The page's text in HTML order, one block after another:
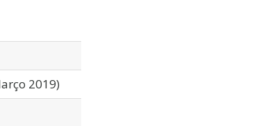
2019)